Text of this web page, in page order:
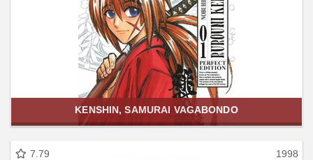
KENSHIN, SAMURAI VAGABONDO
7.79 1998